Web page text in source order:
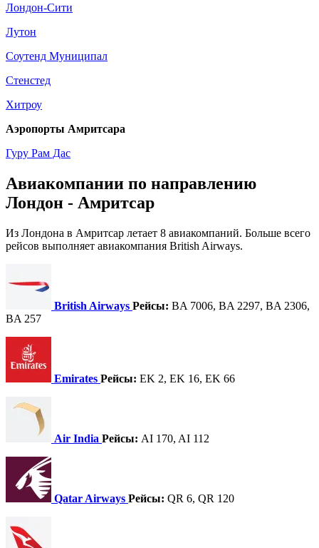
Лондон-Сити
Лутон
Соутенд Муниципал
Стенстед
Хитроу
Аэропорты Амритсара
Гуру Рам Дас
Авиакомпании по направлению
Лондон - Амритсар
Из Лондона в Амритсар летает 8 авиакомпаний. Больше всего
рейсов выполняет авиакомпания British Airways.
British Airways Рейсы: BA 7006, BA 2297, BA 2306,
BA 257
Emirates Рейсы: EK 2, EK 16, EK 66
Air India Рейсы: AI 170, AI 112
Qatar Airways Рейсы: QR 6, QR 120